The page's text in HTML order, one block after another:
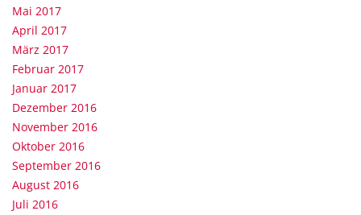
Mai 2017
April 2017
März 2017
Februar 2017
Januar 2017
Dezember 2016
November 2016
Oktober 2016
September 2016
August 2016
Juli 2016